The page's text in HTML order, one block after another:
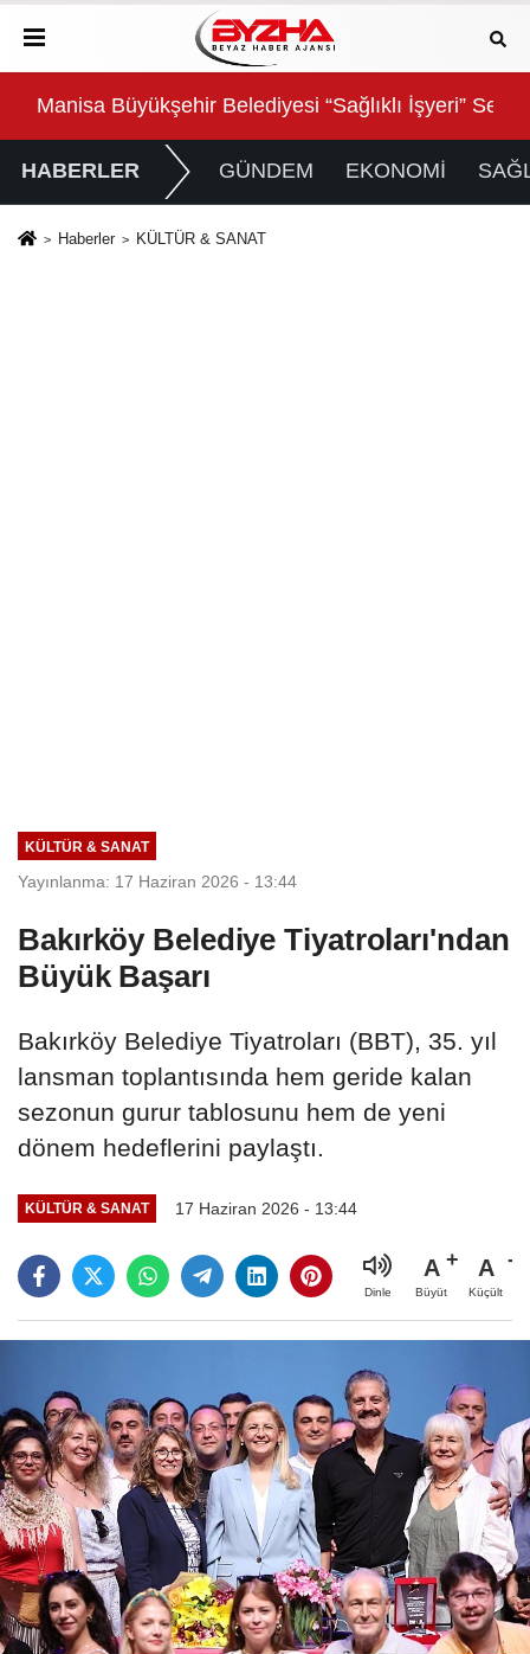
Yatırıldı
Manisa Büyükşehir Belediyesi “Sağlıklı İşyeri”
HABERLER GÜNDEM EKONOMİ
Haberler KÜLTÜR & SANAT
KÜLTÜR & SANAT
Yayınlanma: 17 Haziran 2026 - 13:44
Bakırköy Belediye Tiyatroları'ndan
Büyük Başarı
Bakırköy Belediye Tiyatroları (BBT), 35. yıl
lansman toplantısında hem geride kalan
sezonun gurur tablosunu hem de yeni
dönem hedeflerini paylaştı.
KÜLTÜR & SANAT 17 Haziran 2026 - 13:44
Dinle
A
Büyüt
A
Küçült